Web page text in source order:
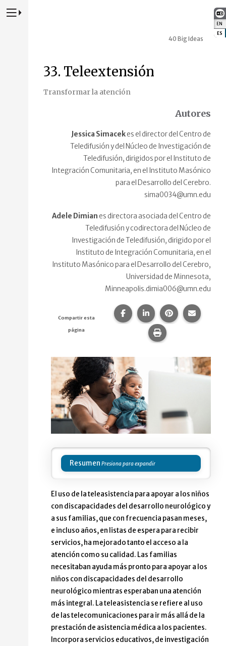
EN
ES
Presione para alternar la navegación principal del sitio web
40 Big Ideas
33. Teleextensión
Transformar la atención
Autores
Jessica Simacekes el director del Centro de
Teledifusión y del Núcleo de Investigación de
Teledifusión, dirigidos por el Instituto de
Integración Comunitaria, en el Instituto Masónico
para el Desarrollo del Cerebro.
sima0034@umn.edu
Adele Dimian es directora asociada del Centro de
Teledifusión y codirectora del Núcleo de
Investigación de Teledifusión, dirigido por el
Instituto de Integración Comunitaria, en el
Instituto Masónico para el Desarrollo del Cerebro,
Universidad de Minnesota,
Minneapolis.dimia006@umn.edu
Compartir esta
página
Compartir esta página en
Compartir esta
Compartir
Imprime esta
Resumen
El uso de la teleasistencia para apoyar a los niños
con discapacidades del desarrollo neurológico y
a sus familias, que con frecuencia pasan meses,
e incluso años, en listas de espera para recibir
servicios, ha mejorado tanto el acceso a la
atención como su calidad. Las familias
necesitaban ayuda más pronto para apoyar a los
niños con discapacidades del desarrollo
neurológico mientras esperaban una atención
más integral. La teleasistencia se refiere al uso
de las telecomunicaciones para ir más allá de la
prestación de asistencia médica a los pacientes.
Incorpora servicios educativos, de investigación